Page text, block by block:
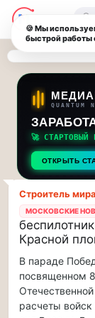
Последние
новости
и
потока:
Друзья,
на
прогулку
по
Москве
Друзья,
приглашаем
на
—
и
🔍
QUANTUM
🚀 СТАРТОВЫЙ
ОТКРЫТЬ
Строитель мира
МОСКОВСКИЕ
Красной
В параде
посвященном
расчеты
🍪 Мы
быстрой работы